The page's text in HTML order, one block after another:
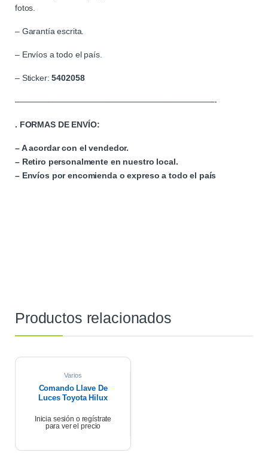
fotos.
– Garantía escrita.
– Envíos a todo el país.
– Sticker: 5402058
————————————————————————-
. FORMAS DE ENVÍO:
– A acordar con el vendedor.
– Retiro personalmente en nuestro local.
– Envíos por encomienda o expreso a todo el país
Productos relacionados
Varios
Comando Llave De
Luces Toyota Hilux
Inicia sesión o regístrate
para ver el precio